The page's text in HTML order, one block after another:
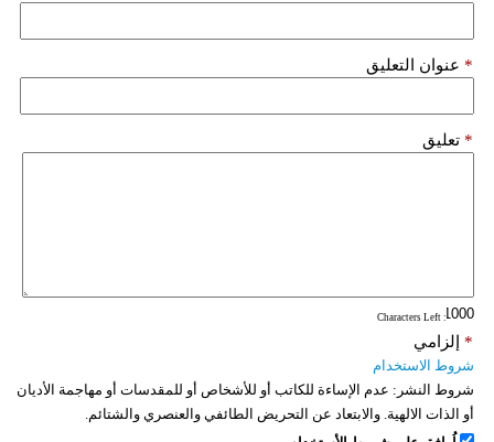
سيارات
عنوان التعليق *
تعليق *
: Characters Left
إلزامي *
شروط الاستخدام
شروط النشر: عدم الإساءة للكاتب أو للأشخاص أو للمقدسات أو مهاجمة الأديان
أو الذات الالهية. والابتعاد عن التحريض الطائفي والعنصري والشتائم.